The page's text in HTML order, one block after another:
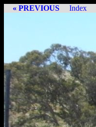
« PREVIOUS Index